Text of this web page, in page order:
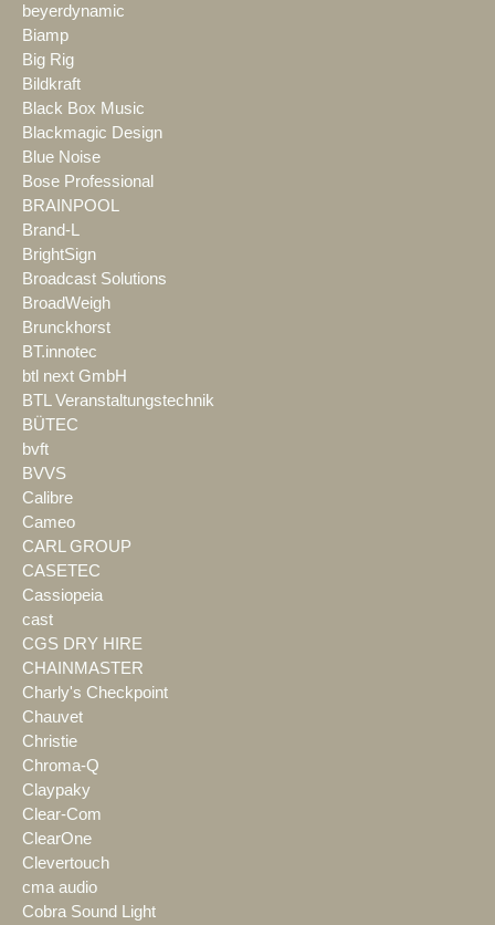
beyerdynamic
Biamp
Big Rig
Bildkraft
Black Box Music
Blackmagic Design
Blue Noise
Bose Professional
BRAINPOOL
Brand-L
BrightSign
Broadcast Solutions
BroadWeigh
Brunckhorst
BT.innotec
btl next GmbH
BTL Veranstaltungstechnik
BÜTEC
bvft
BVVS
Calibre
Cameo
CARL GROUP
CASETEC
Cassiopeia
cast
CGS DRY HIRE
CHAINMASTER
Charly's Checkpoint
Chauvet
Christie
Chroma-Q
Claypaky
Clear-Com
ClearOne
Clevertouch
cma audio
Cobra Sound Light